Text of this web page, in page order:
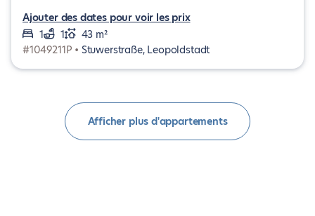
Ajouter des dates pour voir les prix
1
1
43 m²
#1049211P • Stuwerstraße, Leopoldstadt
Afficher plus d'appartements